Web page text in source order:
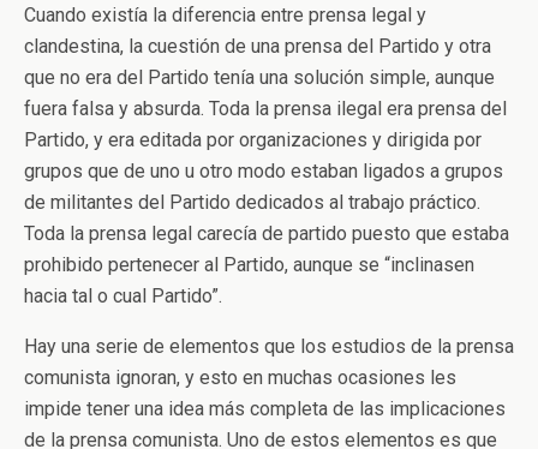
Cuando existía la diferencia entre prensa legal y
clandestina, la cuestión de una prensa del Partido y otra
que no era del Partido tenía una solución simple, aunque
fuera falsa y absurda. Toda la prensa ilegal era prensa del
Partido, y era editada por organizaciones y dirigida por
grupos que de uno u otro modo estaban ligados a grupos
de militantes del Partido dedicados al trabajo práctico.
Toda la prensa legal carecía de partido puesto que estaba
prohibido pertenecer al Partido, aunque se “inclinasen
hacia tal o cual Partido”.
Hay una serie de elementos que los estudios de la prensa
comunista ignoran, y esto en muchas ocasiones les
impide tener una idea más completa de las implicaciones
de la prensa comunista. Uno de estos elementos es que